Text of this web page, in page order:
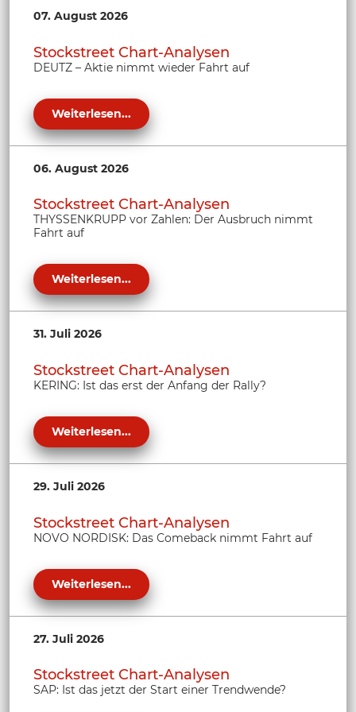
07. August 2026
Stockstreet Chart-Analysen
DEUTZ – Aktie nimmt wieder Fahrt auf
Weiterlesen...
06. August 2026
Stockstreet Chart-Analysen
THYSSENKRUPP vor Zahlen: Der Ausbruch nimmt
Fahrt auf
Weiterlesen...
31. Juli 2026
Stockstreet Chart-Analysen
KERING: Ist das erst der Anfang der Rally?
Weiterlesen...
29. Juli 2026
Stockstreet Chart-Analysen
NOVO NORDISK: Das Comeback nimmt Fahrt auf
Weiterlesen...
27. Juli 2026
Stockstreet Chart-Analysen
SAP: Ist das jetzt der Start einer Trendwende?